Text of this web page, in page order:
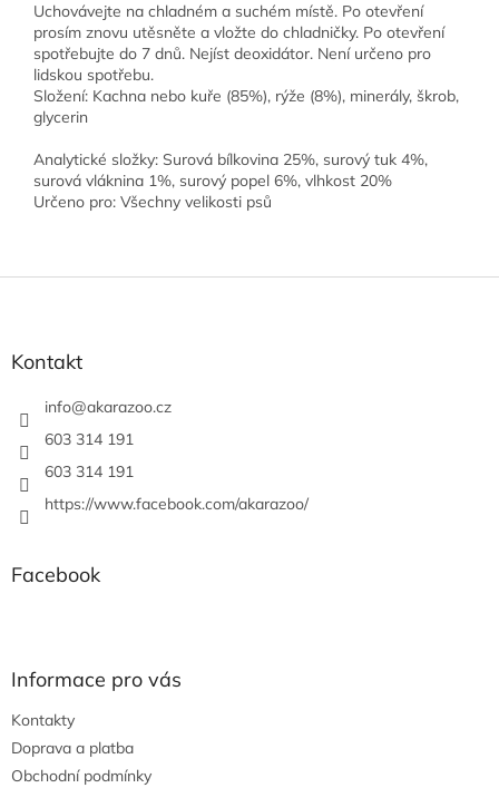
Uchovávejte na chladném a suchém místě. Po otevření
prosím znovu utěsněte a vložte do chladničky. Po otevření
spotřebujte do 7 dnů. Nejíst deoxidátor. Není určeno pro
lidskou spotřebu.
Složení: Kachna nebo kuře (85%), rýže (8%), minerály, škrob,
glycerin
Analytické složky: Surová bílkovina 25%, surový tuk 4%,
surová vláknina 1%, surový popel 6%, vlhkost 20%
Určeno pro: Všechny velikosti psů
Kontakt
info@akarazoo.cz
603 314 191
603 314 191
https://www.facebook.com/akarazoo/
Facebook
Informace pro vás
Kontakty
Doprava a platba
Obchodní podmínky